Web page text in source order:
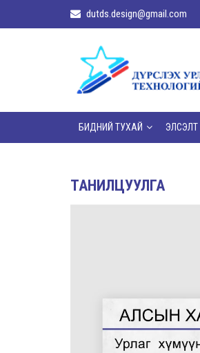
dutds.design@gmail.com
БИДНИЙ ТУХАЙ ЭЛСЭЛТ
ТАНИЛЦУУЛГА